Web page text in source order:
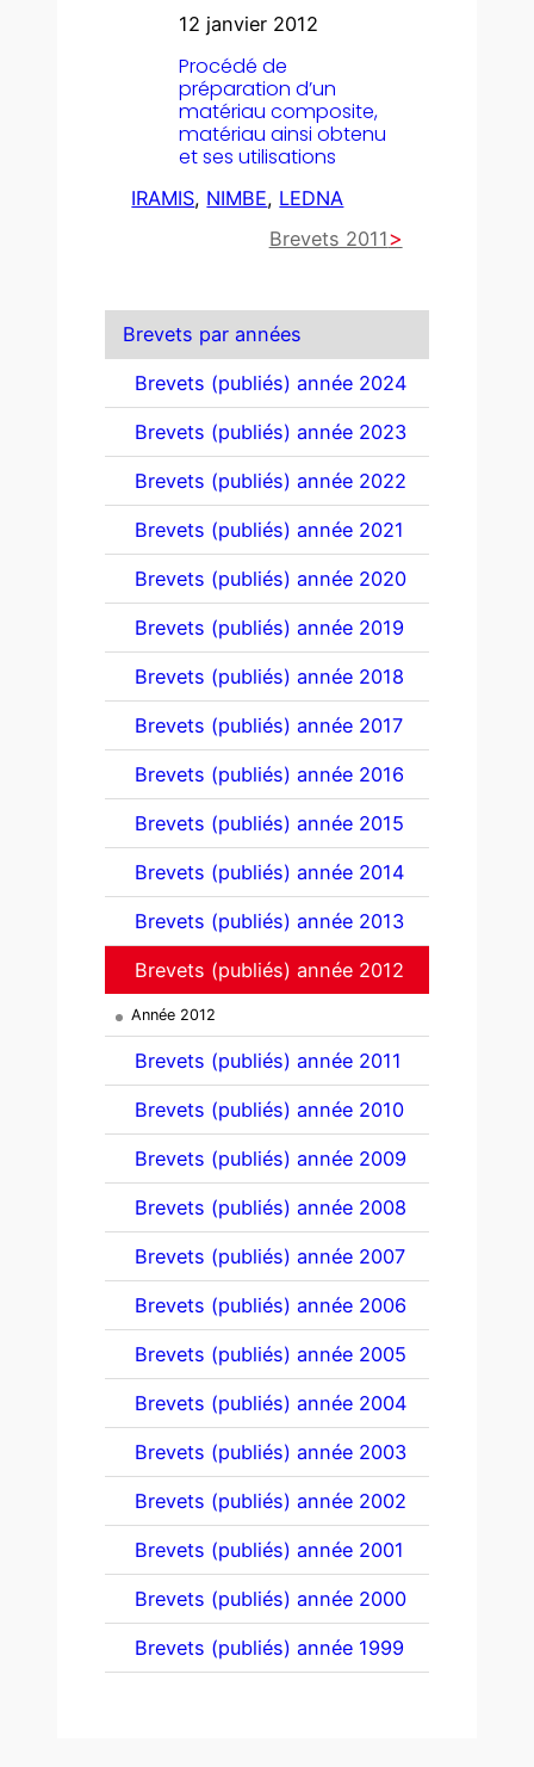
Brevets par années
Brevets (publiés) année 2024
Brevets (publiés) année 2023
Brevets (publiés) année 2022
Brevets (publiés) année 2021
Brevets (publiés) année 2020
Brevets (publiés) année 2019
Brevets (publiés) année 2018
Brevets (publiés) année 2017
Brevets (publiés) année 2016
Brevets (publiés) année 2015
Brevets (publiés) année 2014
Brevets (publiés) année 2013
Brevets (publiés) année 2012
Année 2012
Brevets (publiés) année 2011
Brevets (publiés) année 2010
Brevets (publiés) année 2009
Brevets (publiés) année 2008
Brevets (publiés) année 2007
Brevets (publiés) année 2006
Brevets (publiés) année 2005
Brevets (publiés) année 2004
Brevets (publiés) année 2003
Brevets (publiés) année 2002
Brevets (publiés) année 2001
Brevets (publiés) année 2000
Brevets (publiés) année 1999
12 janvier 2012
Procédé de
préparation d’un
matériau composite,
matériau ainsi obtenu
et ses utilisations
IRAMIS, NIMBE, LEDNA
Brevets 2011